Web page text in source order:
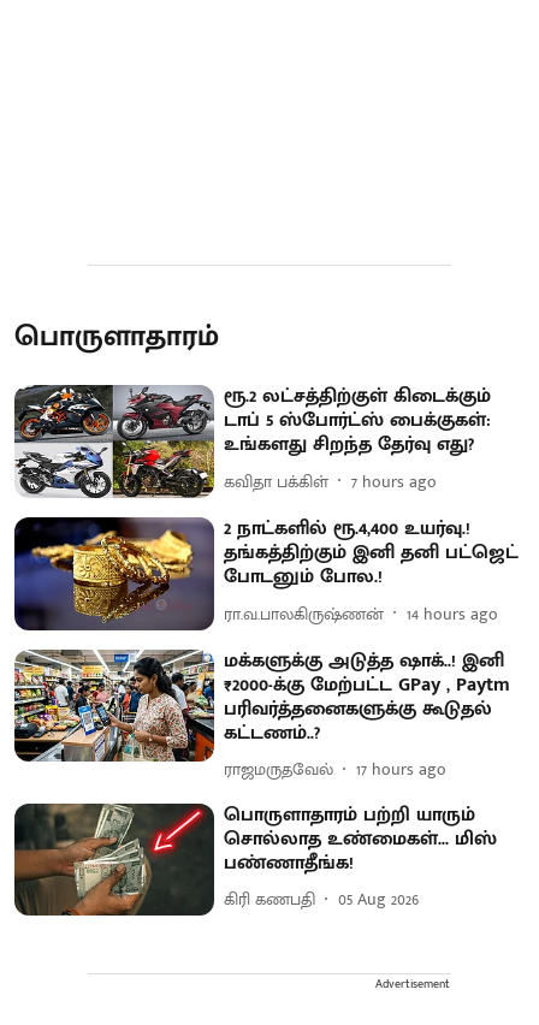
பொருளாதாரம்
ரூ.2 லட்சத்திற்குள் கிடைக்கும்
டாப் 5 ஸ்போர்ட்ஸ் பைக்குகள்:
உங்களது சிறந்த தேர்வு எது?
கவிதா பக்கிள் 7 hours ago
2 நாட்களில் ரூ.4,400 உயர்வு.!
தங்கத்திற்கும் இனி தனி பட்ஜெட்
போடனும் போல.!
ரா.வ.பாலகிருஷ்ணன் 14 hours ago
மக்களுக்கு அடுத்த ஷாக்..! இனி
₹2000-க்கு மேற்பட்ட GPay , Paytm
பரிவர்த்தனைகளுக்கு கூடுதல்
கட்டணம்..?
ராஜமருதவேல் 17 hours ago
பொருளாதாரம் பற்றி யாரும்
சொல்லாத உண்மைகள்... மிஸ்
பண்ணாதீங்க!
கிரி கணபதி 05 Aug 2026
Advertisement